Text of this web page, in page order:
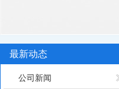
最新动态
公司新闻